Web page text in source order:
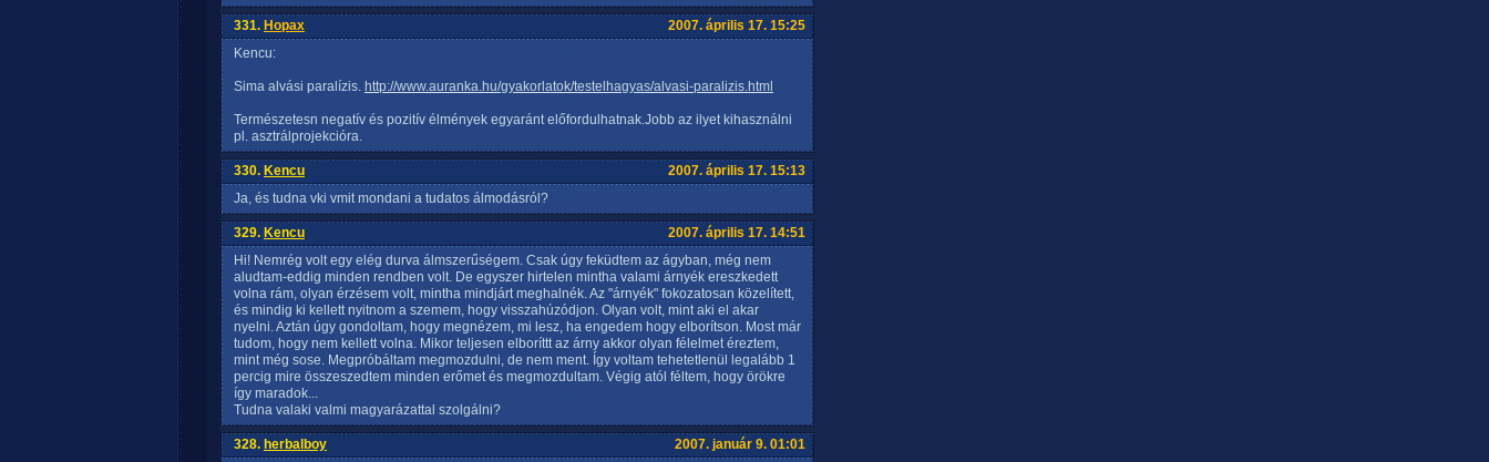
331. Hopax
2007. április 17. 15:25
Kencu:
Sima alvási paralízis. http://www.auranka.hu/gyakorlatok/testelhagyas/alvasi-paralizis.html
Természetesn negatív és pozitív élmények egyaránt előfordulhatnak.Jobb az ilyet kihasználni
pl. asztrálprojekcióra.
330. Kencu
2007. április 17. 15:13
Ja, és tudna vki vmit mondani a tudatos álmodásról?
329. Kencu
2007. április 17. 14:51
Hi! Nemrég volt egy elég durva álmszerűségem. Csak úgy feküdtem az ágyban, még nem
aludtam-eddig minden rendben volt. De egyszer hirtelen mintha valami árnyék ereszkedett
volna rám, olyan érzésem volt, mintha mindjárt meghalnék. Az "árnyék" fokozatosan közelített,
és mindig ki kellett nyitnom a szemem, hogy visszahúzódjon. Olyan volt, mint aki el akar
nyelni. Aztán úgy gondoltam, hogy megnézem, mi lesz, ha engedem hogy elborítson. Most már
tudom, hogy nem kellett volna. Mikor teljesen elboríttt az árny akkor olyan félelmet éreztem,
mint még sose. Megpróbáltam megmozdulni, de nem ment. Így voltam tehetetlenül legalább 1
percig mire összeszedtem minden erőmet és megmozdultam. Végig atól féltem, hogy örökre
így maradok...
Tudna valaki valmi magyarázattal szolgálni?
328. herbalboy
2007. január 9. 01:01